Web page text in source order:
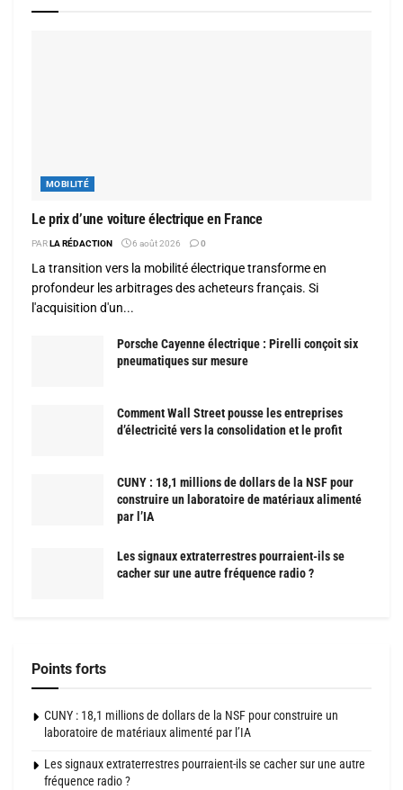
MOBILITÉ
Le prix d’une voiture électrique en France
PARLA RÉDACTION 6 août 2026 0
La transition vers la mobilité électrique transforme en
profondeur les arbitrages des acheteurs français. Si
l'acquisition d'un...
Porsche Cayenne électrique : Pirelli conçoit six
pneumatiques sur mesure
Comment Wall Street pousse les entreprises
d’électricité vers la consolidation et le profit
CUNY : 18,1 millions de dollars de la NSF pour
construire un laboratoire de matériaux alimenté
par l’IA
Les signaux extraterrestres pourraient-ils se
cacher sur une autre fréquence radio ?
Points forts
CUNY : 18,1 millions de dollars de la NSF pour construire un
laboratoire de matériaux alimenté par l’IA
Les signaux extraterrestres pourraient-ils se cacher sur une autre
fréquence radio ?